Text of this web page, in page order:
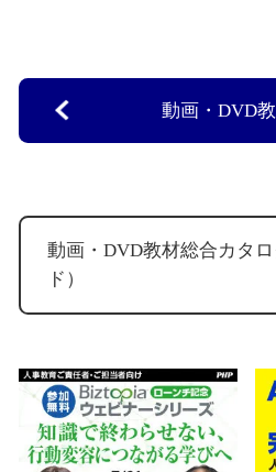
動画・DVD
動画・DVD教材総合カタ
ド）